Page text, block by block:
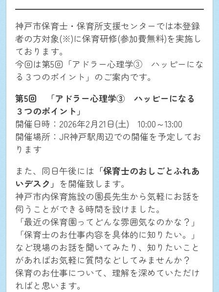
神戸市保育士・保育所支援センターでは本登録
者の方対象(※)に保育研修(参加費無料)を実施し
ております。
今回は第5回「アドラー心理学③ ハッピーにな
る３つのポイント」のご案内です。
第5回 「アドラー心理学③ ハッピーになる
３つのポイント 」
開催日時：2026年2月21日(土) 10:00～13:00
開催場所：JR神戸駅周辺での開催を予定してお
ります
また、同日午後には 「保育士のおしごとふれあ
いデスク」 を開催致します。
神戸市内保育施設の園長先生から気軽にお話を
伺うことができる時間を設けました。
「最近の保育園ってどんな雰囲気なのかな？」
「保育士のお仕事内容を具体的に知りたい。」
など現場のお話を聞いてみたり、知りたいこと
があればお気軽に質問などしてみませんか？
保育のお仕事について、理解を深めていただけ
ればと思います。